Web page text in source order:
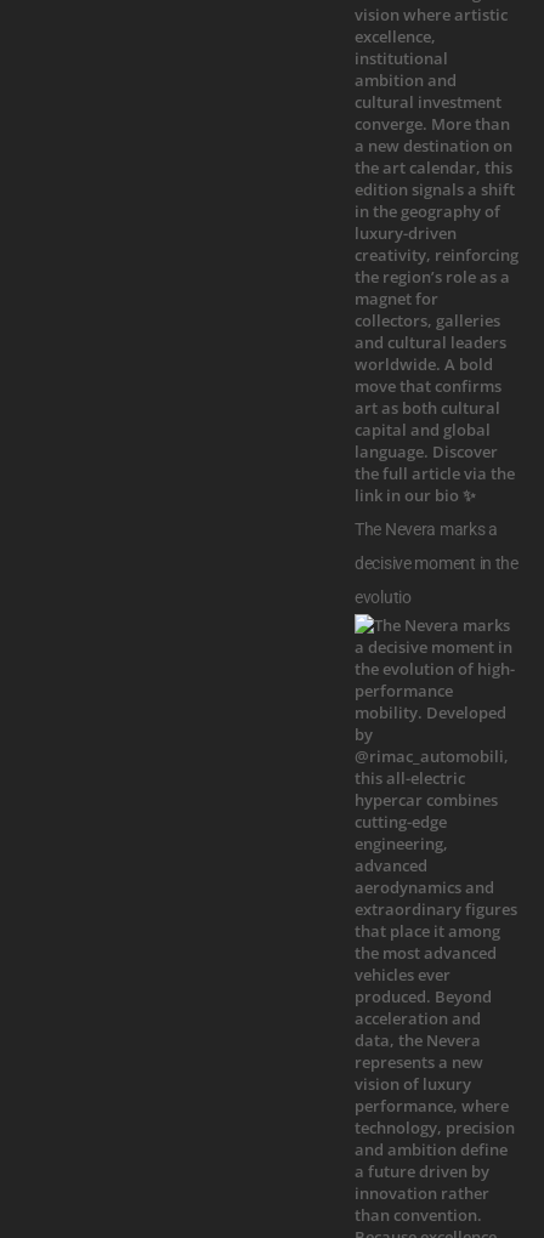
The Nevera marks a
decisive moment in the
evolutio